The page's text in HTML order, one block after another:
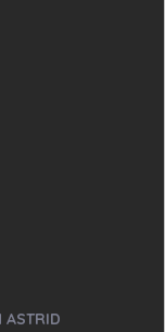
ASTRID